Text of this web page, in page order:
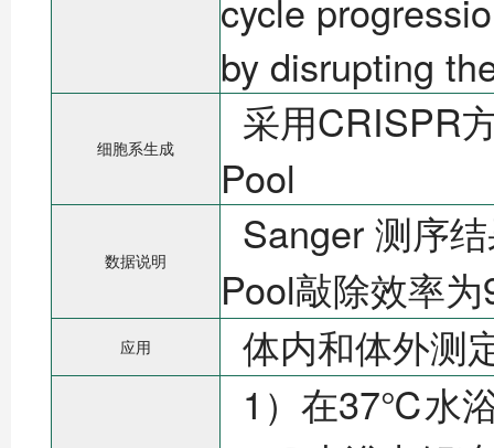
cycle
by disrupting
细胞系生成
采用CRISPR
Pool
数据说明
Sanger 测序
Pool敲除效率
应用 体内和体外测
1）在37℃水